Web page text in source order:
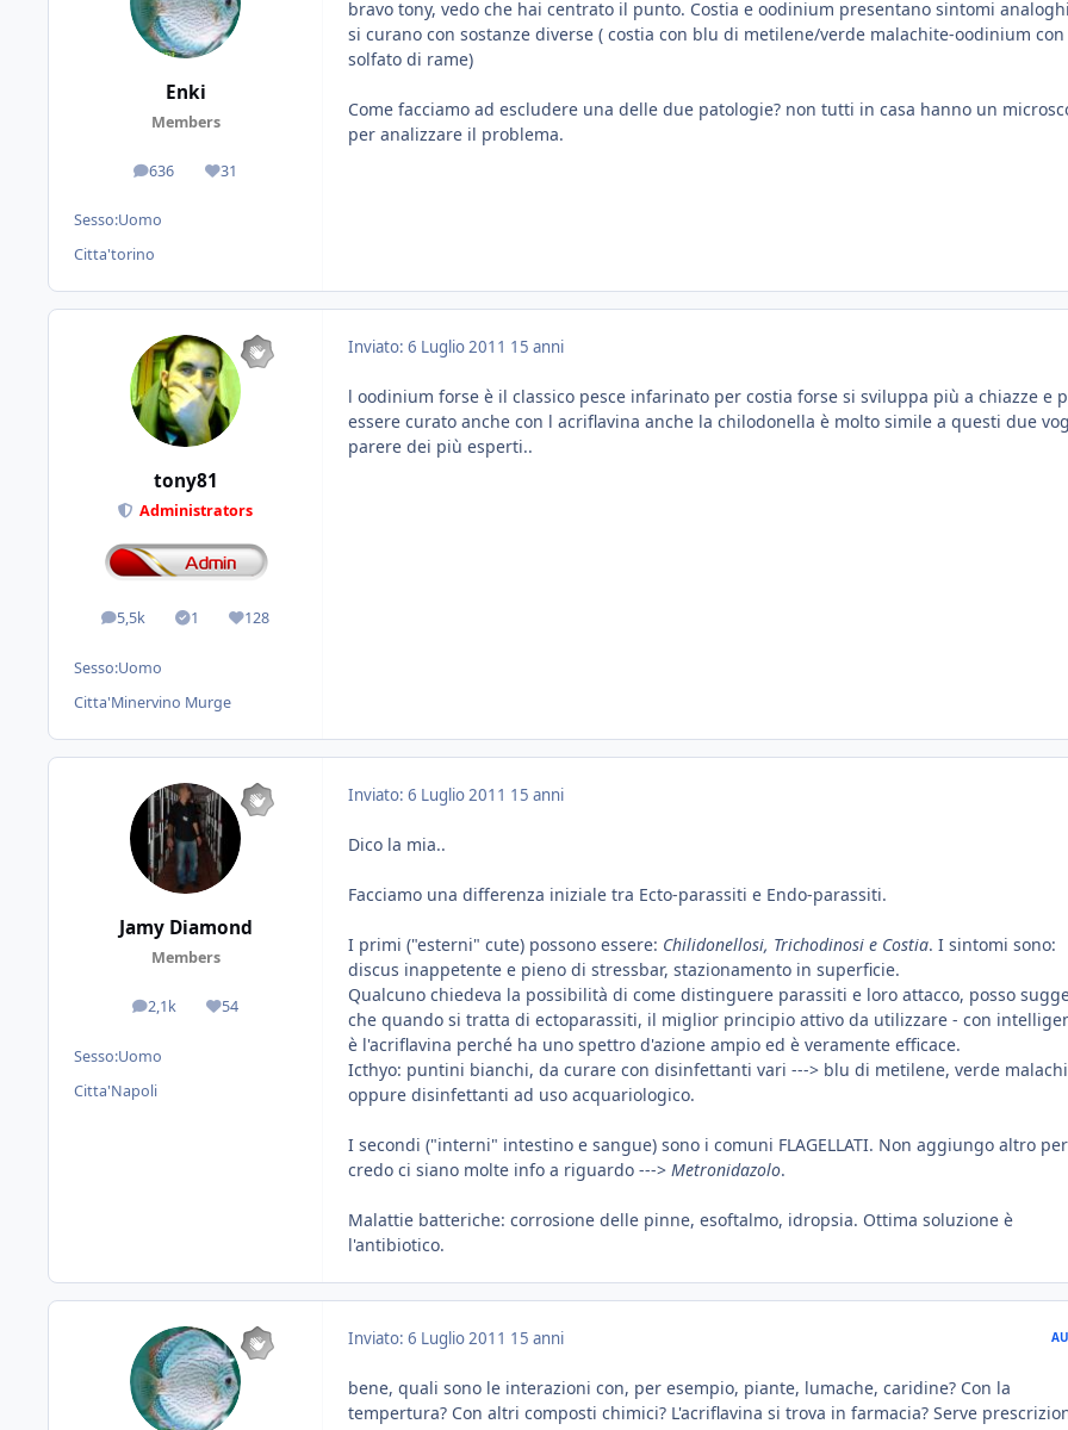
Enki
Members
636
messaggi31
Reputazione
Sesso:Uomo
Citta'torino
bravo tony, vedo che hai centrato il punto. Costia e oodinium presentano sintomi
si curano con sostanze diverse ( costia con blu di metilene/verde malachite-oodinium
solfato di rame)
Come facciamo ad escludere una delle due patologie? non tutti in casa hanno un
per analizzare il problema.
tony81
Administrators
5,5k
messaggi1
Solutions128
Reputazione
Sesso:Uomo
Citta'Minervino Murge
Inviato: 6 Luglio 2011 15 anni
l oodinium forse è il classico pesce infarinato per costia forse si sviluppa più a chiazze e
essere curato anche con l acriflavina anche la chilodonella è molto simile a questi due
parere dei più esperti..
Jamy Diamond
Members
2,1k
messaggi54
Reputazione
Sesso:Uomo
Citta'Napoli
Inviato: 6 Luglio 2011 15 anni
Dico la mia..
Facciamo una differenza iniziale tra Ecto-parassiti e Endo-parassiti.
I primi ("esterni" cute) possono essere: Chilidonellosi, Trichodinosi e Costia. I sintomi sono:
discus inappetente e pieno di stressbar, stazionamento in superficie.
Qualcuno chiedeva la possibilità di come distinguere parassiti e loro attacco, posso
che quando si tratta di ectoparassiti, il miglior principio attivo da utilizzare - con
è l'acriflavina perché ha uno spettro d'azione ampio ed è veramente efficace.
Icthyo: puntini bianchi, da curare con disinfettanti vari ---> blu di metilene, verde
oppure disinfettanti ad uso acquariologico.
I secondi ("interni" intestino e sangue) sono i comuni FLAGELLATI. Non aggiungo altro
credo ci siano molte info a riguardo ---> Metronidazolo.
Malattie batteriche: corrosione delle pinne, esoftalmo, idropsia. Ottima soluzione è
l'antibiotico.
Inviato: 6 Luglio 2011 15 anni
bene, quali sono le interazioni con, per esempio, piante, lumache, caridine? Con la
tempertura? Con altri composti chimici? L'acriflavina si trova in farmacia? Serve